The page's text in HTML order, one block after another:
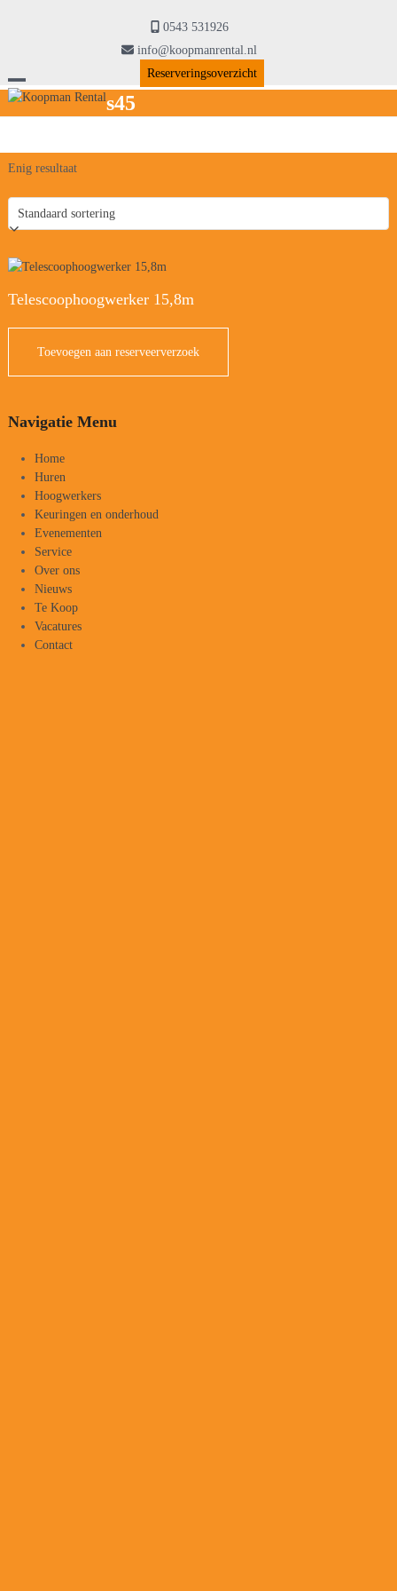
0543 531926
info@koopmanrental.nl
Reserveringsoverzicht
Open
menu
Close
menu
s45
Enig resultaat
Telescoophoogwerker 15,8m
Toevoegen aan reserveerverzoek
Navigatie Menu
Home
Huren
Hoogwerkers
Keuringen en onderhoud
Evenementen
Service
Over ons
Nieuws
Te Koop
Vacatures
Contact